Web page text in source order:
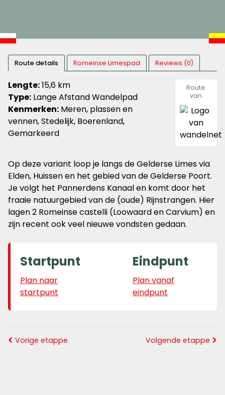
Route details Romeinse Limespad Reviews (0)
Lengte:15,6 km
Type: Lange Afstand Wandelpad
Kenmerken: Meren, plassen en
vennen, Stedelijk, Boerenland,
Gemarkeerd
Route
van
Op deze variant loop je langs de Gelderse Limes via
Elden, Huissen en het gebied van de Gelderse Poort.
Je volgt het Pannerdens Kanaal en komt door het
fraaie natuurgebied van de (oude) Rijnstrangen. Hier
lagen 2 Romeinse castelli (Loowaard en Carvium) en
zijn recent ook veel nieuwe vondsten gedaan.
Startpunt
Plan naar
startpunt
Eindpunt
Plan vanaf
eindpunt
Vorige etappe Volgende etappe